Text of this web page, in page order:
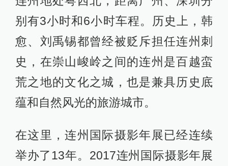
别有3小时和6小时车程。历史上，韩
愈、刘禹锡都曾经被贬斥担任连州刺
史，在崇山峻岭之间的连州是百越蛮
荒之地的文化之城，也是兼具历史底
蕴和自然风光的旅游城市。
在这里，连州国际摄影年展已经连续
举办了13年。2017连州国际摄影年展